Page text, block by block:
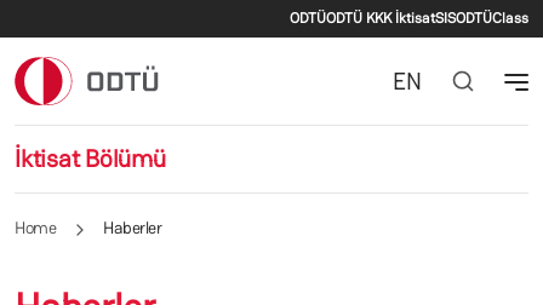
Secondary menu
ODTÜODTÜ KKK İktisatSISODTÜClass
İktisat Bölümü
EN
Home Haberler